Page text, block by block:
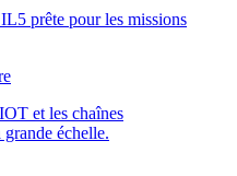
prête pour les missions
et les chaînes
échelle.